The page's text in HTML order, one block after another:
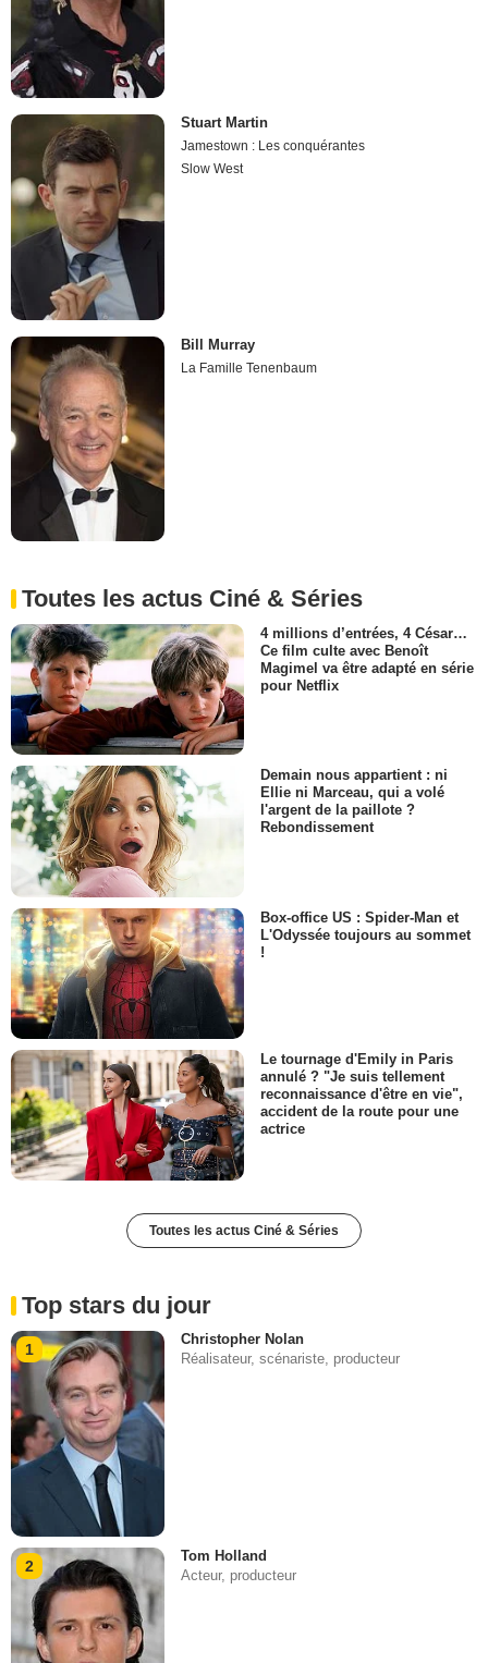
Stuart Martin
Jamestown : Les conquérantes
Slow West
Bill Murray
La Famille Tenenbaum
Toutes les actus Ciné & Séries
4 millions d’entrées, 4 César…
Ce film culte avec Benoît
Magimel va être adapté en série
pour Netflix
Demain nous appartient : ni
Ellie ni Marceau, qui a volé
l'argent de la paillote ?
Rebondissement
Box-office US : Spider-Man et
L'Odyssée toujours au sommet
!
Le tournage d'Emily in Paris
annulé ? "Je suis tellement
reconnaissance d'être en vie",
accident de la route pour une
actrice
Toutes les actus Ciné & Séries
Top stars du jour
1
Christopher Nolan
Réalisateur, scénariste, producteur
2
Tom Holland
Acteur, producteur